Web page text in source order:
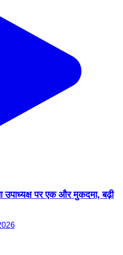
उपाध्यक्ष पर एक और मुकदमा, बढ़ी